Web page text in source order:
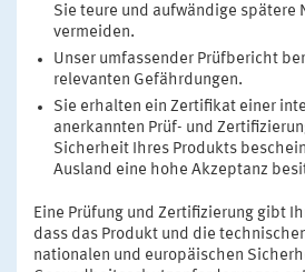
Sie teure und aufwändige spätere
vermeiden.
Unser umfassender Prüfbericht
relevanten Gefährdungen.
Sie erhalten ein Zertifikat einer
anerkannten Prüf- und
Sicherheit Ihres Produkts
Ausland eine hohe Akzeptanz
Eine Prüfung und Zertifizierung gibt
dass das Produkt und die
nationalen und europäischen